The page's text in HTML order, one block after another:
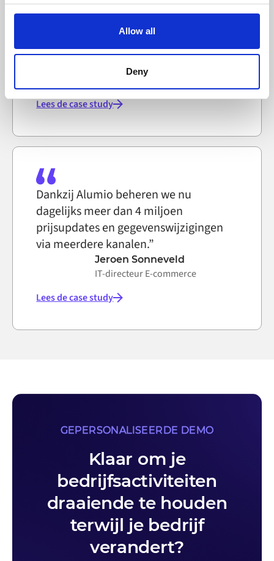
Alumio uses cookies on its website. A cookie is a small
text file that a web browser saves to your computer. You
browser settings accordingly. This could affect the
functioning of the website, however. We also use third-
on the internet
Allow all
Deny
hergebruiken in plaats van integraties
Martin Kousgaard
IT-systeemtechnicus, Selfmade
Lees de case study
Dankzij Alumio beheren we nu
dagelijks meer dan 4 miljoen
prijsupdates en gegevenswijzigingen
via meerdere kanalen.”
Jeroen Sonneveld
IT-directeur E-commerce
Lees de case study
GEPERSONALISEERDE DEMO
Klaar om je
bedrijfsactiviteiten
draaiende te houden
terwijl je bedrijf
verandert?